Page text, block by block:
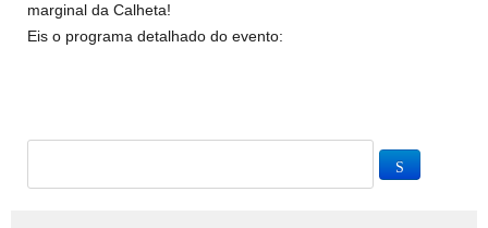
marginal da Calheta!
Eis o programa detalhado do evento: